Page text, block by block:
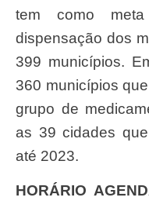
tem como
dispensação dos
399 municípios.
360 municípios
grupo de
as 39 cidades
até 2023.
HORÁRIO